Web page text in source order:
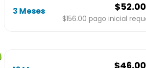
3 Meses $52.00
$156.00 pago inicial
$46.00